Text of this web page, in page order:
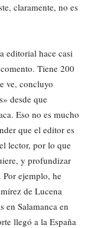
claramente, no es
editorial hace casi
Tiene 200
ve, concluyo
desde que
Eso no es mucho
que el editor es
lector, por lo que
y profundizar
ejemplo, he
de Lucena
en Salamanca en
llegó a la España